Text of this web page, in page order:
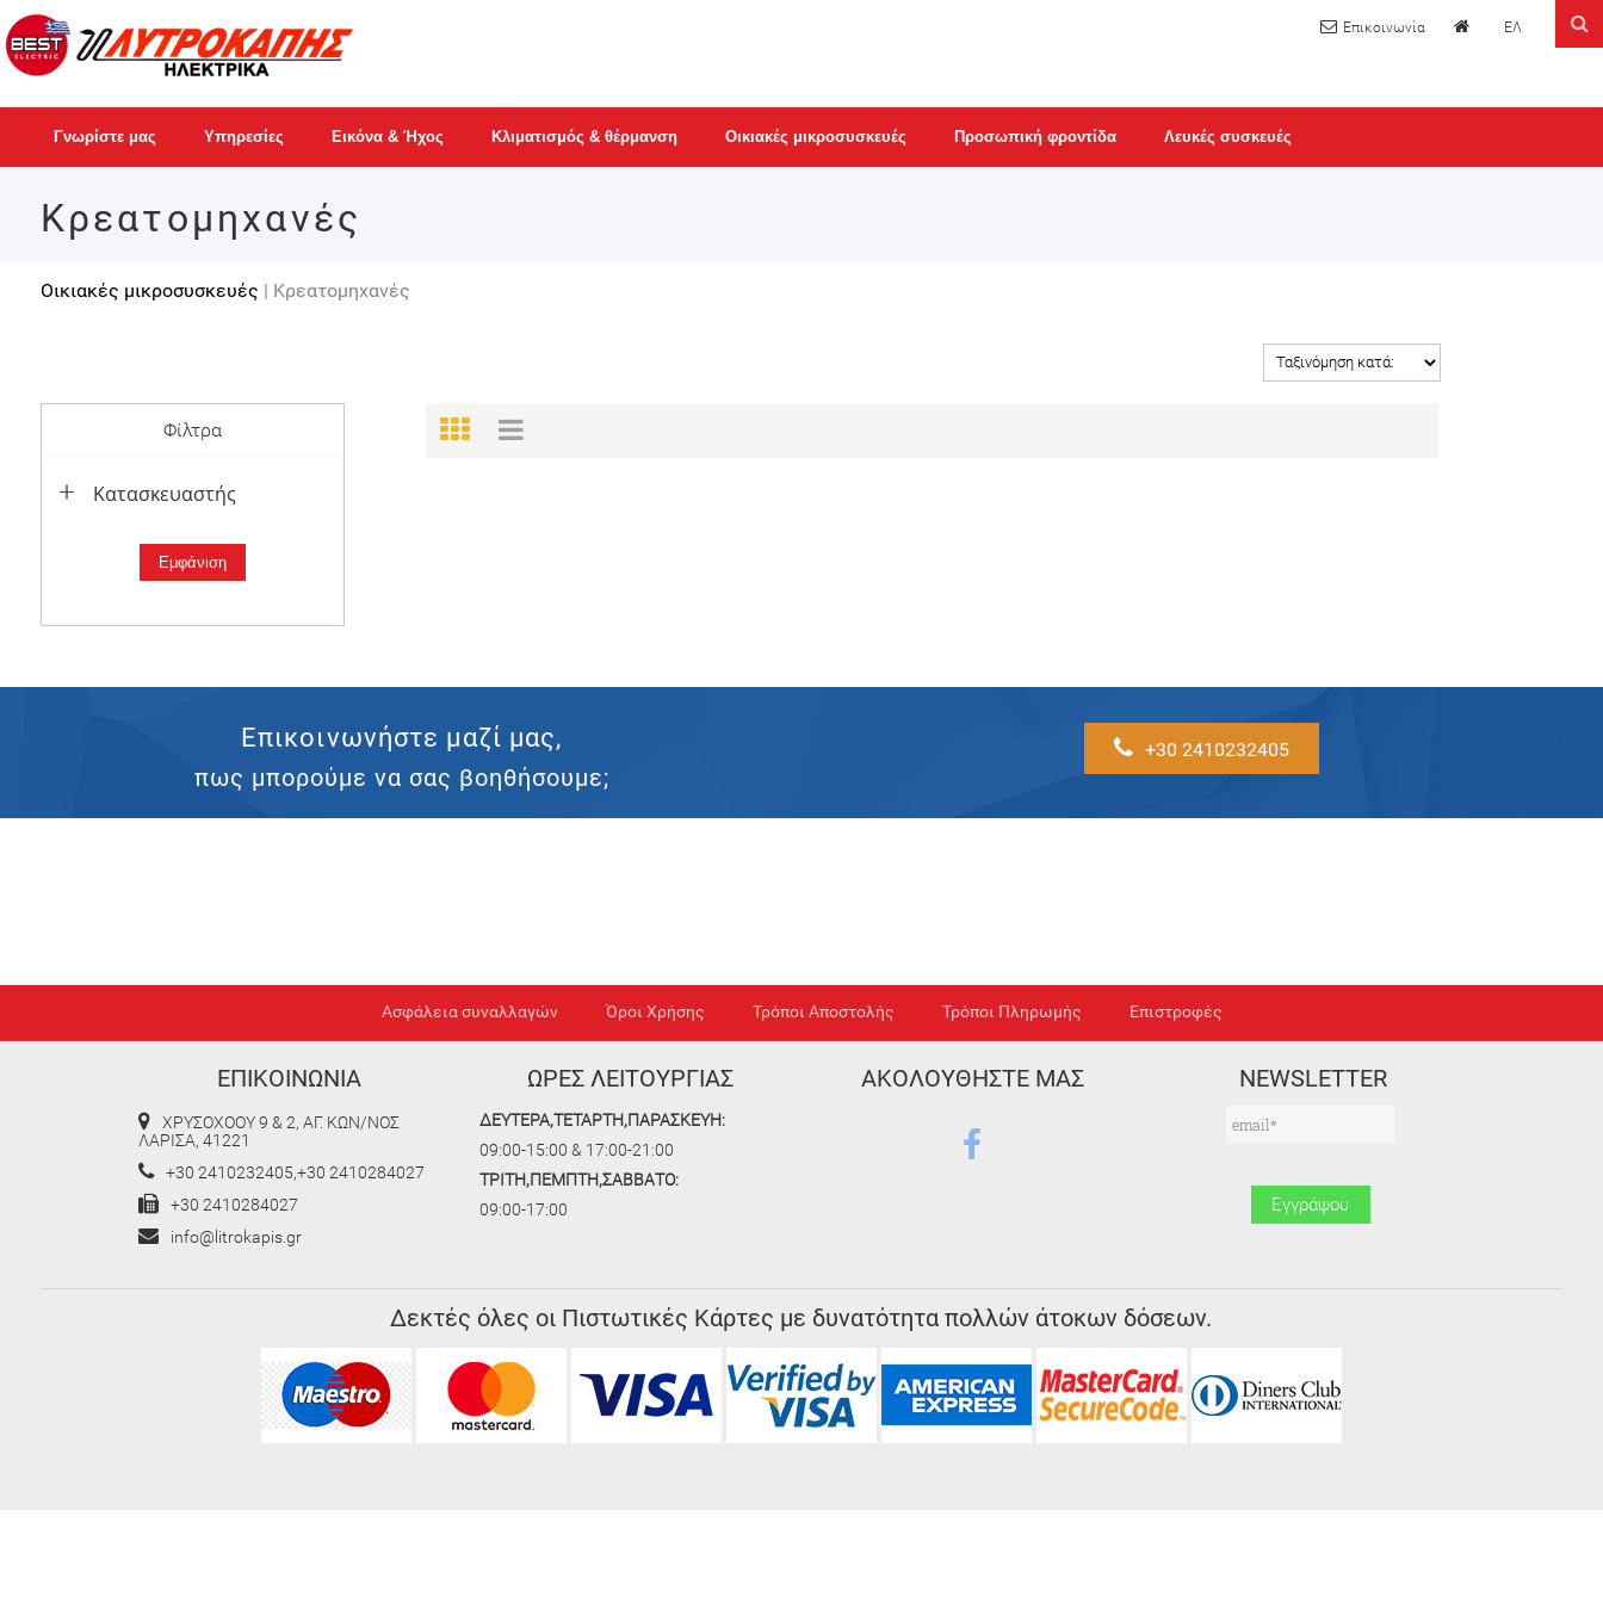
ΕΛ
Γνωρίστε μας Υπηρεσίες Εικόνα & Ήχος Κλιματισμός & θέρμανση Οικιακές μικροσυσκευές Προσωπική φροντίδα Λευκές συσκευές
Κρεατομηχανές
Οικιακές μικροσυσκευές | Κρεατομηχανές
Φίλτρα
Κατασκευαστής
Επικοινωνήστε μαζί μας,
πως μπορούμε να σας βοηθήσουμε;
+30 2410232405
Ασφάλεια συναλλαγών Όροι Χρήσης Τρόποι Αποστολής Τρόποι Πληρωμής Επιστροφές
ΕΠΙΚΟΙΝΩΝΙΑ
ΧΡΥΣΟΧΟΟΥ 9 & 2, ΑΓ. ΚΩΝ/ΝΟΣ
ΛΑΡΙΣΑ, 41221
+30 2410232405,+30 2410284027
+30 2410284027
info@litrokapis.gr
ΩΡΕΣ ΛΕΙΤΟΥΡΓΙΑΣ
ΔΕΥΤΕΡΑ,ΤΕΤΑΡΤΗ,ΠΑΡΑΣΚΕΥΗ:
09:00-15:00 & 17:00-21:00
ΤΡΙΤΗ,ΠΕΜΠΤΗ,ΣΑΒΒΑΤΟ:
09:00-17:00
ΑΚΟΛΟΥΘΗΣΤΕ ΜΑΣ NEWSLETTER
Δεκτές όλες οι Πιστωτικές Κάρτες με δυνατότητα πολλών άτοκων δόσεων.